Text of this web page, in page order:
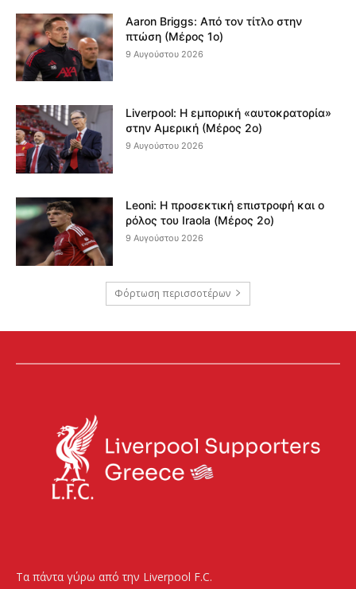
Aaron Briggs: Από τον τίτλο στην
πτώση (Μέρος 1ο)
9 Αυγούστου 2026
Liverpool: Η εμπορική «αυτοκρατορία»
στην Αμερική (Μέρος 2ο)
9 Αυγούστου 2026
Leoni: Η προσεκτική επιστροφή και ο
ρόλος του Iraola (Μέρος 2ο)
9 Αυγούστου 2026
Φόρτωση περισσοτέρων
Τα πάντα γύρω από την Liverpool F.C.